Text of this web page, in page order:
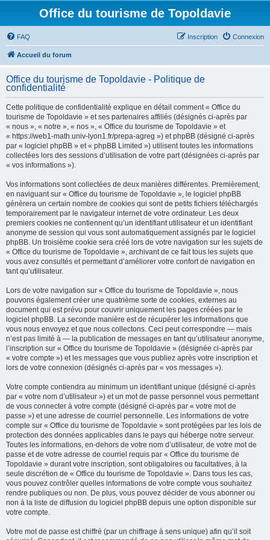
Office du tourisme de Topoldavie
FAQ Connexion
Inscription
Accueil du forum
Office du tourisme de Topoldavie - Politique de
confidentialité
Cette politique de confidentialité explique en détail comment « Office du
tourisme de Topoldavie » et ses partenaires affiliés (désignés ci-après par
« nous », « notre », « nos », « Office du tourisme de Topoldavie » et
« https://web1-math.univ-lyon1.fr/prepa-agreg ») et phpBB (désigné ci-après
par « logiciel phpBB » et « phpBB Limited ») utilisent toutes les informations
collectées lors des sessions d’utilisation de votre part (désignées ci-après par
« vos informations »).
Vos informations sont collectées de deux manières différentes. Premièrement,
en naviguant sur « Office du tourisme de Topoldavie », le logiciel phpBB
génèrera un certain nombre de cookies qui sont de petits fichiers téléchargés
temporairement par le navigateur internet de votre ordinateur. Les deux
premiers cookies ne contiennent qu’un identifiant utilisateur et un identifiant
anonyme de session qui vous sont automatiquement assignés par le logiciel
phpBB. Un troisième cookie sera créé lors de votre navigation sur les sujets de
« Office du tourisme de Topoldavie », archivant de ce fait tous les sujets que
vous avez consultés et permettant d’améliorer votre confort de navigation en
tant qu’utilisateur.
Lors de votre navigation sur « Office du tourisme de Topoldavie », nous
pouvons également créer une quatrième sorte de cookies, externes au
document qui est prévu pour couvrir uniquement les pages créées par le
logiciel phpBB. La seconde manière est de récupérer les informations que
vous nous envoyez et que nous collectons. Ceci peut correspondre — mais
n’est pas limité à — la publication de messages en tant qu’utilisateur anonyme,
l’inscription sur « Office du tourisme de Topoldavie » (désignée ci-après par
« votre compte ») et les messages que vous publiez après votre inscription et
lors de votre connexion (désignés ci-après par « vos messages »).
Votre compte contiendra au minimum un identifiant unique (désigné ci-après
par « votre nom d’utilisateur ») et un mot de passe personnel vous permettant
de vous connecter à votre compte (désigné ci-après par « votre mot de
passe ») et une adresse de courriel personnelle. Les informations de votre
compte sur « Office du tourisme de Topoldavie » sont protégées par les lois de
protection des données applicables dans le pays qui héberge notre serveur.
Toutes les informations, en-dehors de votre nom d’utilisateur, de votre mot de
passe et de votre adresse de courriel requis par « Office du tourisme de
Topoldavie » durant votre inscription, sont obligatoires ou facultatives, à la
seule discrétion de « Office du tourisme de Topoldavie ». Dans tous les cas,
vous pouvez contrôler quelles informations de votre compte vous souhaitez
rendre publiques ou non. De plus, vous pouvez décider de vous abonner ou
non à la liste de diffusion du logiciel phpBB depuis une option disponible sur
votre compte.
Votre mot de passe est chiffré (par un chiffrage à sens unique) afin qu’il soit